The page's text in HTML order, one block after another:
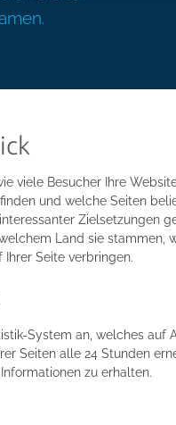
viele Besucher Ihre
und welche Seiten
Zielsetzungen
Land sie stammen,
Seite verbringen.
System an, welches auf
Seiten alle 24 Stunden
zu erhalten.